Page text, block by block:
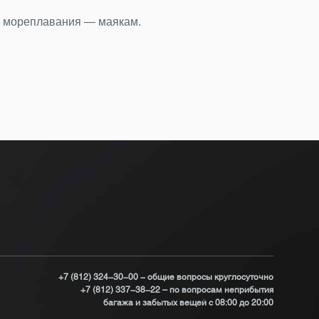
мореплавания — маякам.
+7 (812) 324-30-00 - общие вопросы круглосуточно
+7 (812) 337-38-22 – по вопросам неприбытия
багажа и забытых вещей с 08:00 до 20:00